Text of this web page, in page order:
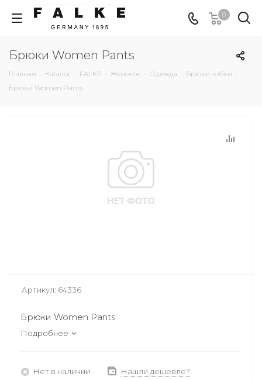
0
Брюки Women Pants
Главная - Каталог - FALKE - Женское - Одежда - Брюки, юбки -
Брюки Women Pants
Артикул: 64336
Брюки Women Pants
Подробнее
Нет в наличии Нашли дешевле?